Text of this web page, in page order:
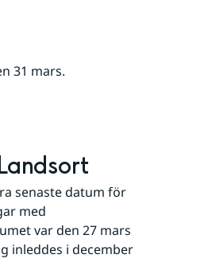
31 mars.
senaste datum för
med
var den 27 mars
inleddes i december